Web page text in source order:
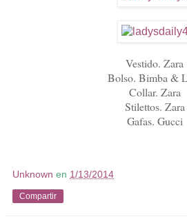
Vestido. Zara
Bolso. Bimba &
Collar. Zara
Stilettos. Zara
Gafas. Gucci
Unknown en 1/13/2014
Compartir